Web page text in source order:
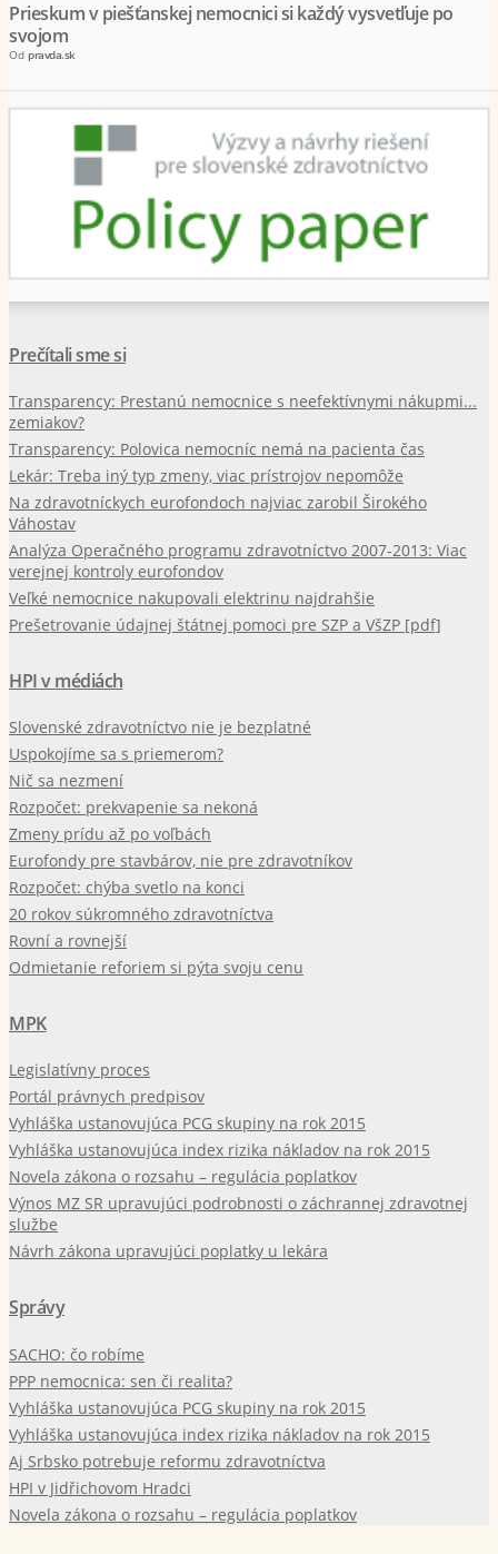
Prieskum v piešťanskej nemocnici si každý vysvetľuje po
svojom
Od pravda.sk
Prečítali sme si
Transparency: Prestanú nemocnice s neefektívnymi nákupmi...
zemiakov?
Transparency: Polovica nemocníc nemá na pacienta čas
Lekár: Treba iný typ zmeny, viac prístrojov nepomôže
Na zdravotníckych eurofondoch najviac zarobil Širokého
Váhostav
Analýza Operačného programu zdravotníctvo 2007-2013: Viac
verejnej kontroly eurofondov
Veľké nemocnice nakupovali elektrinu najdrahšie
Prešetrovanie údajnej štátnej pomoci pre SZP a VšZP [pdf]
HPI v médiách
Slovenské zdravotníctvo nie je bezplatné
Uspokojíme sa s priemerom?
Nič sa nezmení
Rozpočet: prekvapenie sa nekoná
Zmeny prídu až po voľbách
Eurofondy pre stavbárov, nie pre zdravotníkov
Rozpočet: chýba svetlo na konci
20 rokov súkromného zdravotníctva
Rovní a rovnejší
Odmietanie reforiem si pýta svoju cenu
MPK
Legislatívny proces
Portál právnych predpisov
Vyhláška ustanovujúca PCG skupiny na rok 2015
Vyhláška ustanovujúca index rizika nákladov na rok 2015
Novela zákona o rozsahu – regulácia poplatkov
Výnos MZ SR upravujúci podrobnosti o záchrannej zdravotnej
službe
Návrh zákona upravujúci poplatky u lekára
Správy
SACHO: čo robíme
PPP nemocnica: sen či realita?
Vyhláška ustanovujúca PCG skupiny na rok 2015
Vyhláška ustanovujúca index rizika nákladov na rok 2015
Aj Srbsko potrebuje reformu zdravotníctva
HPI v Jidřichovom Hradci
Novela zákona o rozsahu – regulácia poplatkov